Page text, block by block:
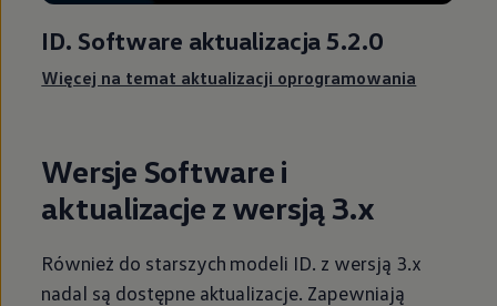
ID. Software aktualizacja 5.2.0
Więcej na temat aktualizacji oprogramowania
Wersje Software i
aktualizacje z wersją 3.x
Również do starszych modeli ID. z wersją 3.x
nadal są dostępne aktualizacje. Zapewniają